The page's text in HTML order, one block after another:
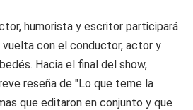
humorista y escritor participará
vuelta con el conductor, actor y
Hacia el final del show,
reseña de "Lo que teme la
que editaron en conjunto y que